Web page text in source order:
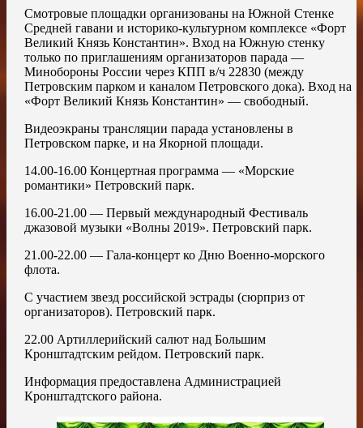
Смотровые площадки организованы на Южной Стенке
Средней гавани и историко-культурном комплексе «Форт
Великий Князь Константин». Вход на Южную стенку
только по приглашениям организаторов парада —
Минобороны России через КПП в/ч 22830 (между
Петровским парком и каналом Петровского дока). Вход на
«Форт Великий Князь Константин» — свободный.
Видеоэкраны трансляции парада установлены в
Петровском парке, и на Якорной площади.
14.00-16.00 Концертная программа — «Морские
романтики» Петровский парк.
16.00-21.00 — Первый международный Фестиваль
джазовой музыки «Волны 2019». Петровский парк.
21.00-22.00 — Гала-концерт ко Дню Военно-морского
флота.
С участием звезд российской эстрады (сюрприз от
организаторов). Петровский парк.
22.00 Артиллерийский салют над Большим
Кронштадтским рейдом. Петровский парк.
Информация предоставлена Администрацией
Кронштадтского района.